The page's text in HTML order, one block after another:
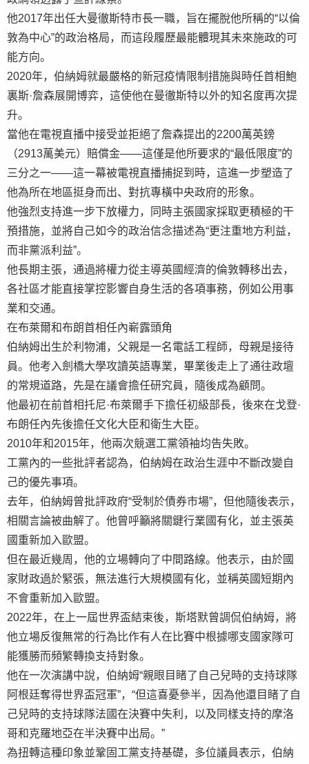
他2017年出任大曼徹斯特市長一職，旨在擺脫他所稱的“以倫
敦為中心”的政治格局，而這段履歷最能體現其未來施政的可
能方向。
2020年，伯納姆就最嚴格的新冠疫情限制措施與時任首相鮑
裏斯·詹森展開博弈，這使他在曼徹斯特以外的知名度再次提
升。
當他在電視直播中接受並拒絕了詹森提出的2200萬英鎊
（2913萬美元）賠償金——這僅是他所要求的“最低限度”的
三分之一——這一幕被電視直播捕捉到時，這進一步塑造了
他為所在地區挺身而出、對抗專橫中央政府的形象。
他強烈支持進一步下放權力，同時主張國家採取更積極的干
預措施，並將自己如今的政治信念描述為“更注重地方利益，
而非黨派利益”。
他長期主張，通過將權力從主導英國經濟的倫敦轉移出去，
各社區才能直接掌控影響自身生活的各項事務，例如公用事
業和交通。
在布萊爾和布朗首相任內嶄露頭角
伯納姆出生於利物浦，父親是一名電話工程師，母親是接待
員。他考入劍橋大學攻讀英語專業，畢業後走上了通往政壇
的常規道路，先是在議會擔任研究員，隨後成為顧問。
他最初在前首相托尼·布萊爾手下擔任初級部長，後來在戈登·
布朗任內先後擔任文化大臣和衛生大臣。
2010年和2015年，他兩次競選工黨領袖均告失敗。
工黨內的一些批評者認為，伯納姆在政治生涯中不斷改變自
己的優先事項。
去年，伯納姆曾批評政府“受制於債券市場”，但他隨後表示，
相關言論被曲解了。他曾呼籲將關鍵行業國有化，並主張英
國重新加入歐盟。
但在最近幾周，他的立場轉向了中間路線。他表示，由於國
家財政過於緊張，無法進行大規模國有化，並稱英國短期內
不會重新加入歐盟。
2022年，在上一屆世界盃結束後，斯塔默曾調侃伯納姆，將
他立場反復無常的行為比作有人在比賽中根據哪支國家隊可
能獲勝而頻繁轉換支持對象。
他在一次演講中說，伯納姆“親眼目睹了自己兒時的支持球隊
阿根廷奪得世界盃冠軍”，“但這喜憂參半，因為他還目睹了自
己兒時的支持球隊法國在決賽中失利，以及同樣支持的摩洛
哥和克羅地亞在半決賽中出局。”
為扭轉這種印象並鞏固工黨支持基礎，多位議員表示，伯納